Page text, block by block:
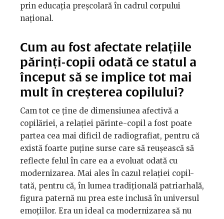
prin educația preșcolară în cadrul corpului
național.
Cum au fost afectate relațiile
părinți-copii odată ce statul a
început să se implice tot mai
mult în creșterea copilului?
Cam tot ce ține de dimensiunea afectivă a
copilăriei, a relației părinte-copil a fost poate
partea cea mai dificil de radiografiat, pentru că
există foarte puține surse care să reușească să
reflecte felul în care ea a evoluat odată cu
modernizarea. Mai ales în cazul relației copil-
tată, pentru că, în lumea tradițională patriarhală,
figura paternă nu prea este inclusă în universul
emoțiilor. Era un ideal ca modernizarea să nu